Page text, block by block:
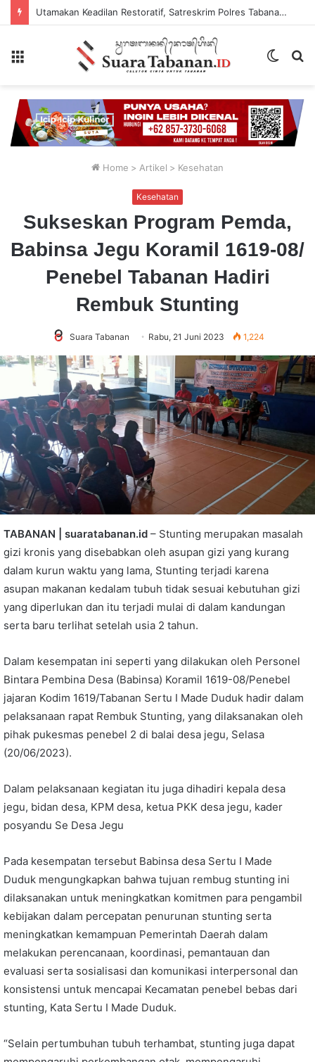
Utamakan Keadilan Restoratif, Satreskrim Polres Tabanan Gelar Perkara Kasus Penganiayaan Anak
Switch
Home > Artikel > Kesehatan
Kesehatan
Sukseskan Program Pemda,
Babinsa Jegu Koramil 1619-08/
Penebel Tabanan Hadiri
Rembuk Stunting
Suara Tabanan Rabu, 21 Juni 2023 1,224
TABANAN | suaratabanan.id – Stunting merupakan masalah
gizi kronis yang disebabkan oleh asupan gizi yang kurang
dalam kurun waktu yang lama, Stunting terjadi karena
asupan makanan kedalam tubuh tidak sesuai kebutuhan gizi
yang diperlukan dan itu terjadi mulai di dalam kandungan
serta baru terlihat setelah usia 2 tahun.
Dalam kesempatan ini seperti yang dilakukan oleh Personel
Bintara Pembina Desa (Babinsa) Koramil 1619-08/Penebel
jajaran Kodim 1619/Tabanan Sertu I Made Duduk hadir dalam
pelaksanaan rapat Rembuk Stunting, yang dilaksanakan oleh
pihak pukesmas penebel 2 di balai desa jegu, Selasa
(20/06/2023).
Dalam pelaksanaan kegiatan itu juga dihadiri kepala desa
jegu, bidan desa, KPM desa, ketua PKK desa jegu, kader
posyandu Se Desa Jegu
Pada kesempatan tersebut Babinsa desa Sertu I Made
Duduk mengungkapkan bahwa tujuan rembug stunting ini
dilaksanakan untuk meningkatkan komitmen para pengambil
kebijakan dalam percepatan penurunan stunting serta
meningkatkan kemampuan Pemerintah Daerah dalam
melakukan perencanaan, koordinasi, pemantauan dan
evaluasi serta sosialisasi dan komunikasi interpersonal dan
konsistensi untuk mencapai Kecamatan penebel bebas dari
stunting, Kata Sertu I Made Duduk.
“Selain pertumbuhan tubuh terhambat, stunting juga dapat